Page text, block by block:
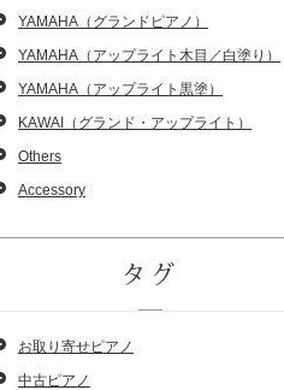
YAMAHA（グランドピアノ）
YAMAHA（アップライト木目／白塗り）
YAMAHA（アップライト黒塗）
KAWAI（グランド・アップライト）
Others
Accessory
タグ
お取り寄せピアノ
中古ピアノ